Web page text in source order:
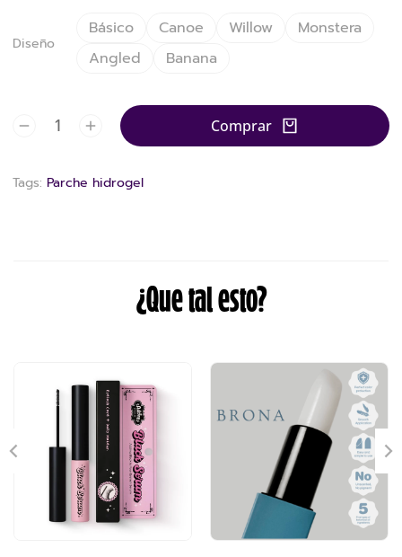
Diseño
Básico Canoe Willow
Monstera
Angled
Banana
Comprar
Tags: Parche hidrogel
¿Que tal esto?